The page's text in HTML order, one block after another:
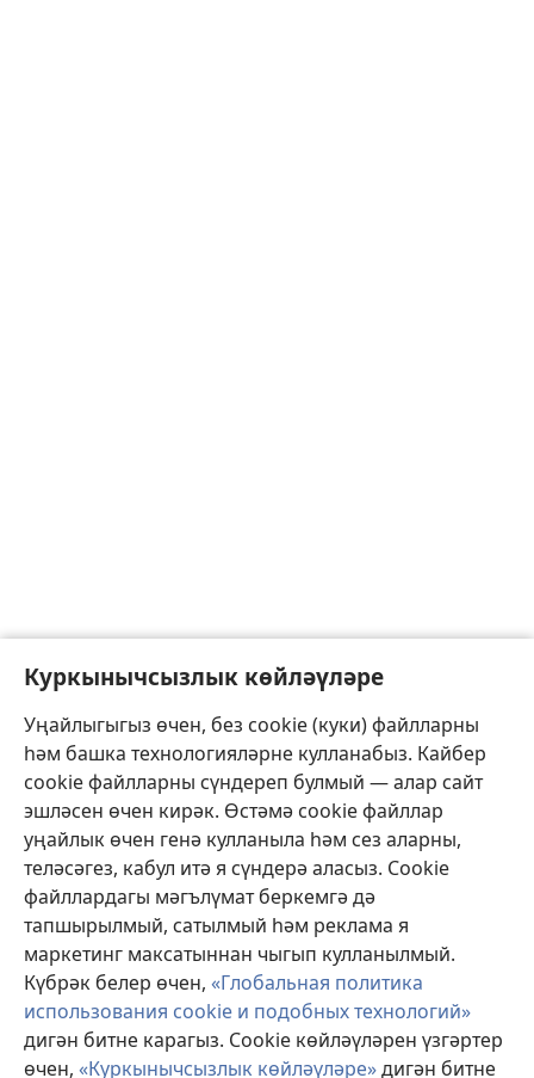
Куркынычсызлык көйләүләре
Уңайлыгыгыз өчен, без cookie (куки) файлларны
һәм башка технологияләрне кулланабыз. Кайбер
cookie файлларны сүндереп булмый — алар сайт
эшләсен өчен кирәк. Өстәмә cookie файллар
уңайлык өчен генә кулланыла һәм сез аларны,
теләсәгез, кабул итә я сүндерә аласыз. Cookie
файллардагы мәгълүмат беркемгә дә
тапшырылмый, сатылмый һәм реклама я
маркетинг максатыннан чыгып кулланылмый.
Күбрәк белер өчен, «Глобальная политика
использования cookie и подобных технологий»
дигән битне карагыз. Cookie көйләүләрен үзгәртер
өчен, «Куркынычсызлык көйләүләре»дигән битне